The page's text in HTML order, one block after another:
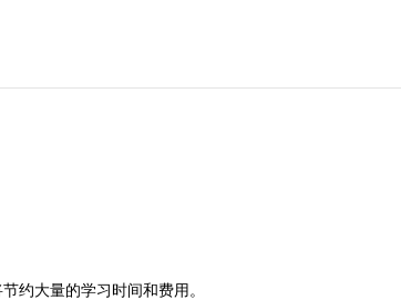
约大量的学习时间和费用。